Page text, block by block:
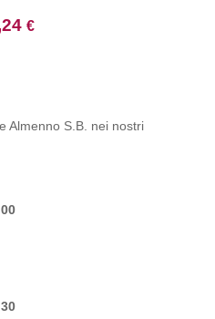
€
Almenno S.B. nei nostri